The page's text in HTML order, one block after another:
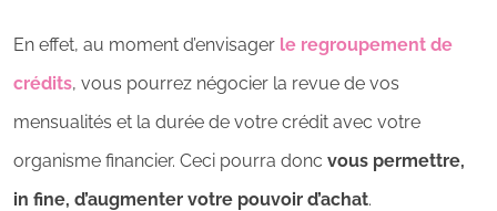
En effet, au moment d’envisager le regroupement de
crédits, vous pourrez négocier la revue de vos
mensualités et la durée de votre crédit avec votre
organisme financier. Ceci pourra donc vous permettre,
in fine, d’augmenter votre pouvoir d’achat.